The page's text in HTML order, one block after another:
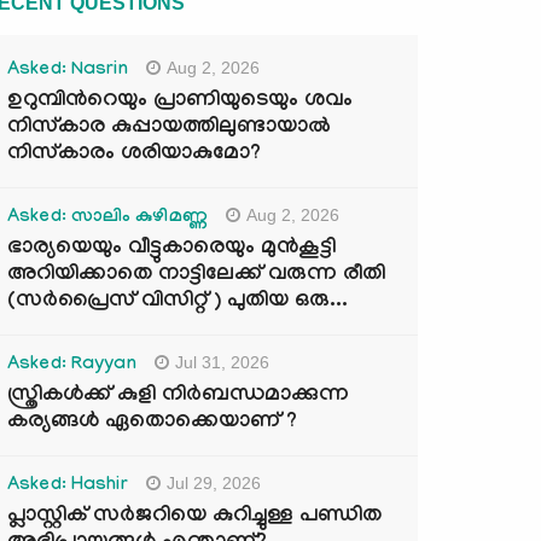
Asked: Nasrin Aug 2, 2026
ഉറുമ്പിന്‍റെയും പ്രാണിയുടെയും ശവം
നിസ്കാര കുപ്പായത്തിലുണ്ടായാൽ
നിസ്കാരം ശരിയാകുമോ?
Asked: സാലിം കുഴിമണ്ണ Aug 2, 2026
ഭാര്യയെയും വീട്ടുകാരെയും മുൻകൂട്ടി
അറിയിക്കാതെ നാട്ടിലേക്ക് വരുന്ന രീതി
(സർപ്രൈസ് വിസിറ്റ് ) പുതിയ ഒരു...
Asked: Rayyan Jul 31, 2026
സ്ത്രികൾക്ക് കുളി നിർബന്ധമാക്കുന്ന
കര്യങ്ങൾ ഏതൊക്കെയാണ് ?
Asked: Hashir Jul 29, 2026
പ്ലാസ്റ്റിക് സർജറിയെ കുറിച്ചുള്ള പണ്ഡിത